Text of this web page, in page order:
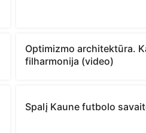
Optimizmo architektūra.
filharmonija (video)
Spalį Kaune futbolo